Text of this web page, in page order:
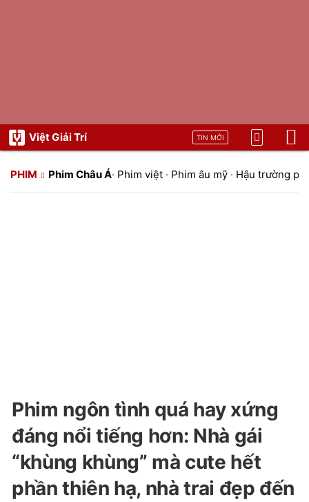
Việt Giải Trí TIN MỚI
PHIM Phim Châu Á· Phim việt · Phim âu mỹ · Hậu trường
Phim ngôn tình quá hay xứng
đáng nổi tiếng hơn: Nhà gái
“khùng khùng” mà cute hết
phần thiên hạ, nhà trai đẹp đến